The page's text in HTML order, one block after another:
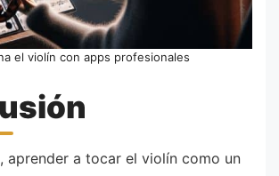
el violín con apps profesionales
aprender a tocar el violín como un